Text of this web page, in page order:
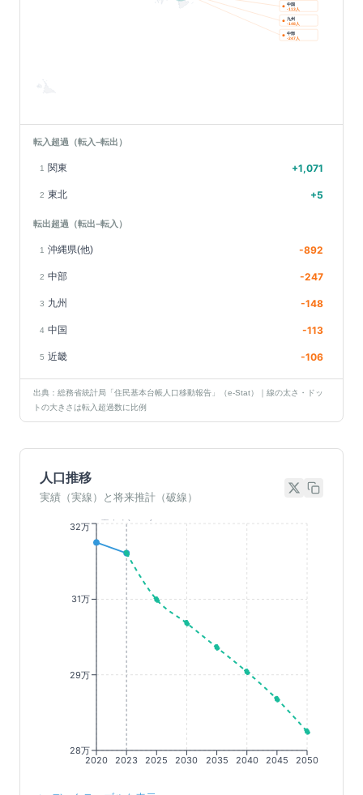
中国
-113人
九州
-148人
中部
-247人
転入超過（転入−転出）
1 関東 +1,071
2 東北 +5
転出超過（転出−転入）
1 沖縄県(他) -892
2 中部 -247
3 九州 -148
4 中国 -113
5 近畿 -106
出典：総務省統計局「住民基本台帳人口移動報告」（e-Stat）｜線の太さ・ドッ
トの大きさは転入超過数に比例
人口推移
実績（実線）と将来推計（破線）
2020 2023 2025 2030 2035 2040 2045 2050
28万
29万
31万
32万